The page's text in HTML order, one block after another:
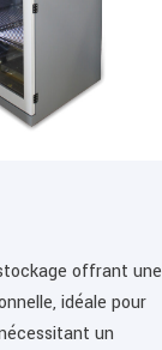
offrant une
idéale pour
un